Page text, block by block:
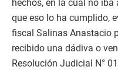
hechos, en la cual no
que eso lo ha cumplido,
fiscal Salinas Anastacio
recibido una dádiva o
Resolución Judicial N°